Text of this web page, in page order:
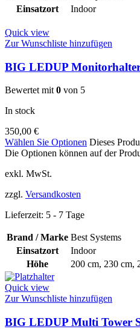
Einsatzort
Indoor
Quick view
Zur Wunschliste hinzufügen
BIG LEDUP
Bewertet mit 0 von 5
In stock
350,00 €
Wählen Sie Optionen Dieses
Die Optionen können auf der
exkl. MwSt.
zzgl. Versandkosten
Lieferzeit: 5 - 7 Tage
Brand / Marke Best Systems
Einsatzort
Indoor
Höhe
200 cm, 230 cm,
Quick view
Zur Wunschliste hinzufügen
BIG LEDUP Multi Tower